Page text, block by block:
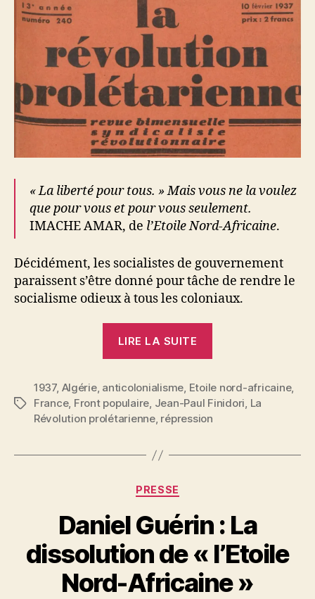
« La liberté pour tous. » Mais vous ne la voulez
que pour vous et pour vous seulement.
IMACHE AMAR, de l’Etoile Nord-Africaine.
Décidément, les socialistes de gouvernement
paraissent s’être donné pour tâche de rendre le
socialisme odieux à tous les coloniaux.
LIRE LA SUITE
:
Une
atteinte
Étiquettes
1937, Algérie, anticolonialisme, Etoile nord-africaine,
France, Front populaire, Jean-Paul Finidori, La
Révolution prolétarienne, répression
Catégories
PRESSE
Daniel Guérin : La
dissolution de « l’Etoile
Nord-Africaine »
a
S